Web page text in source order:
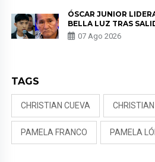
ÓSCAR JUNIOR
BELLA LUZ TRAS
PADRE POR POLÉMICA
NALDY SALDAÑA
07 Ago 2026
TAGS
CHRISTIAN CUEVA
PAMELA FRANCO PAMELA